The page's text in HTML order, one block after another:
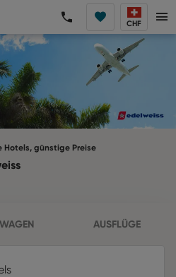
CHF
günstige Preise
AUSFLÜGE